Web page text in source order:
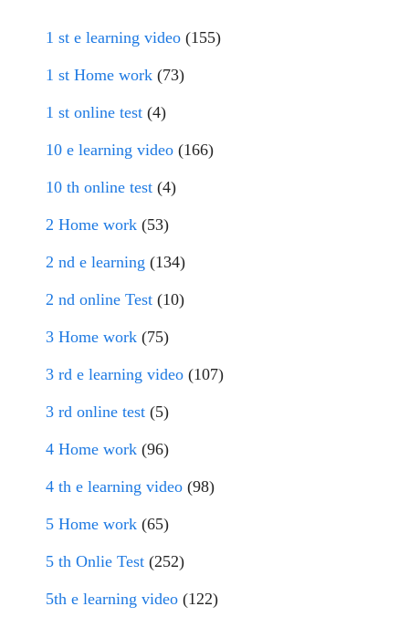
1 st e learning video (155)
1 st Home work (73)
1 st online test (4)
10 e learning video (166)
10 th online test (4)
2 Home work (53)
2 nd e learning (134)
2 nd online Test (10)
3 Home work (75)
3 rd e learning video (107)
3 rd online test (5)
4 Home work (96)
4 th e learning video (98)
5 Home work (65)
5 th Onlie Test (252)
5th e learning video (122)